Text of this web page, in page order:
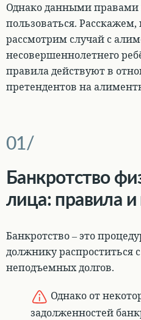
Однако данными
пользоваться.
рассмотрим случай с
несовершеннолетнего
правила действуют в
претендентов на
Банкротство
лица: правила и
Банкротство – это
должнику распроститься
неподъемных долгов.
Однако от
задолженностей